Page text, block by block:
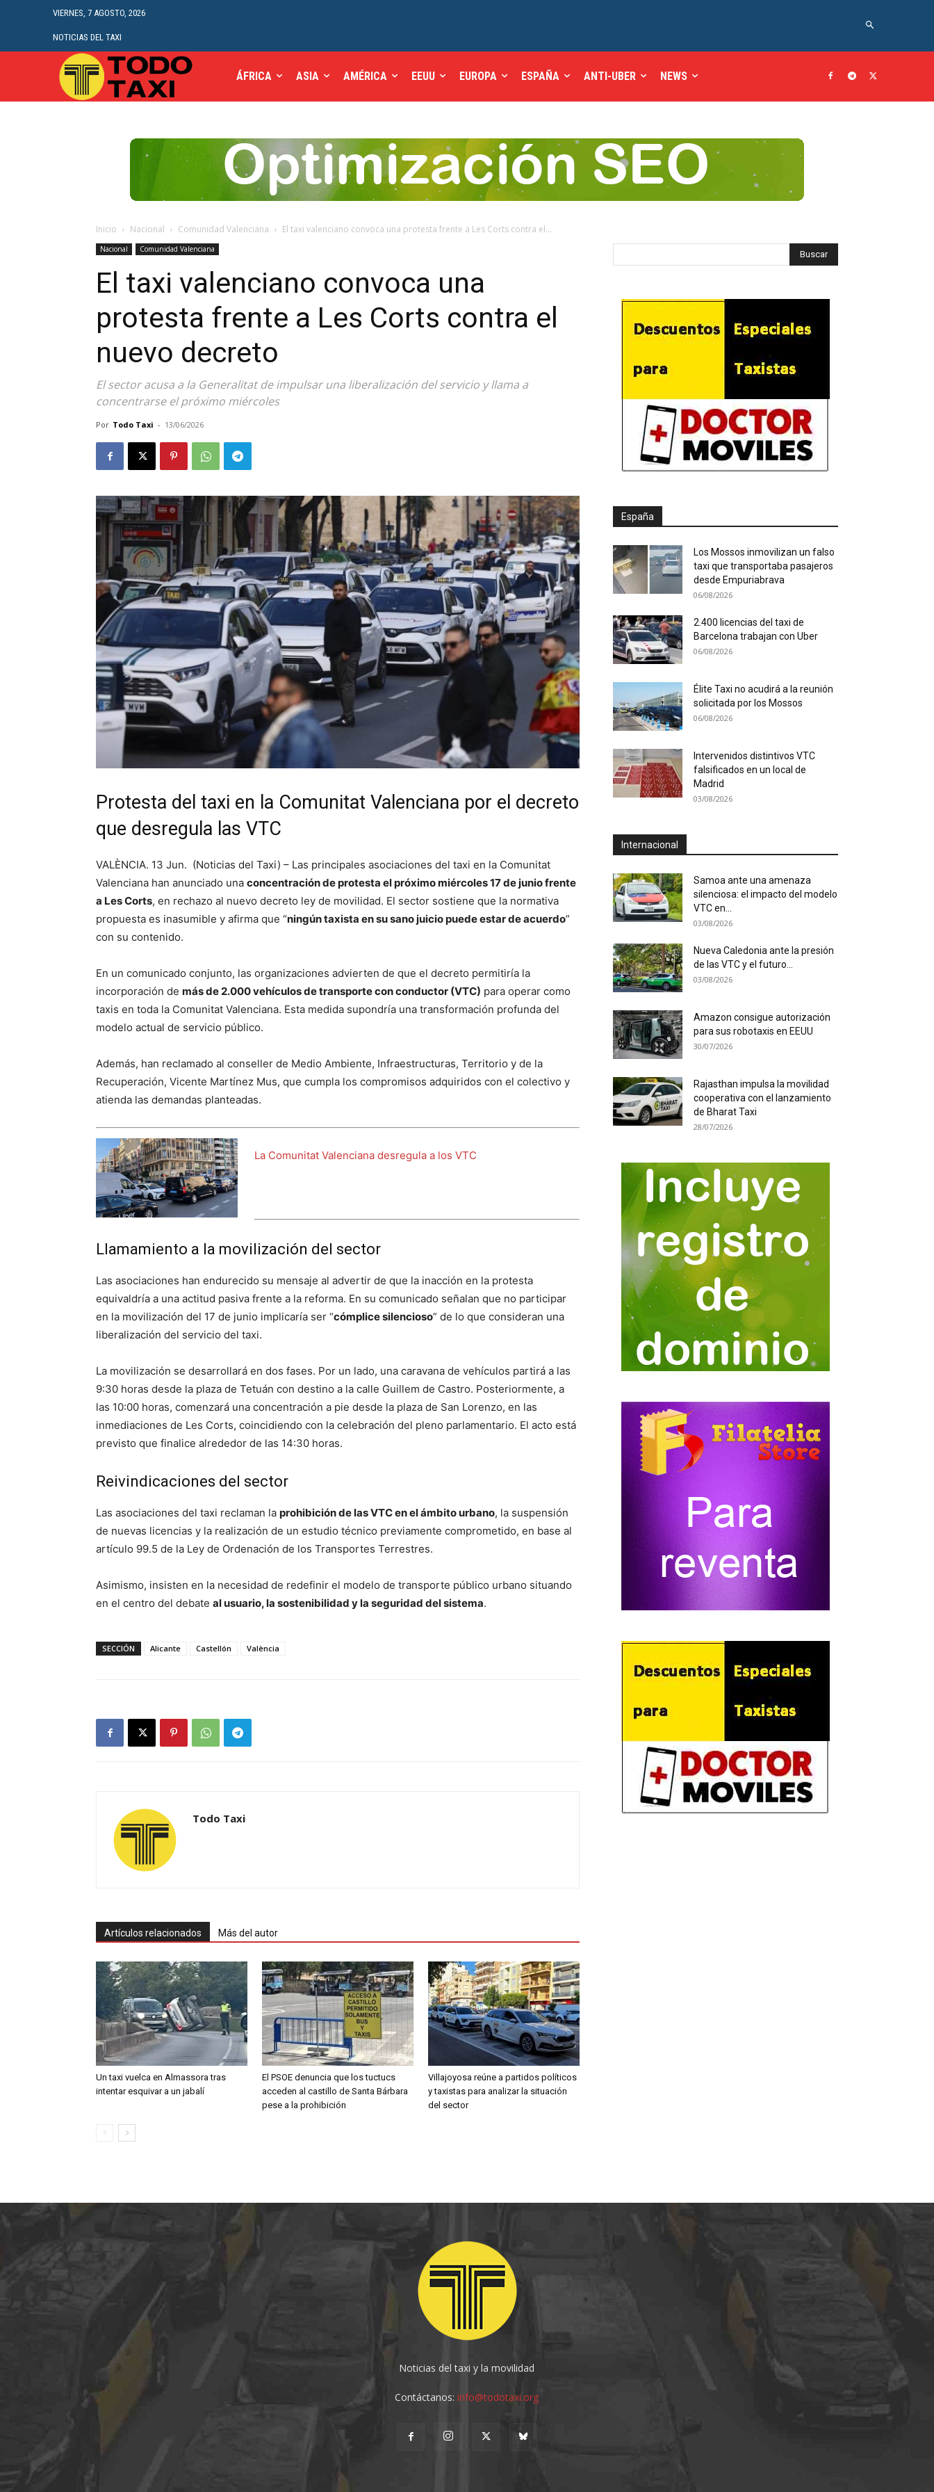
VIERNES, 7 AGOSTO, 2026
NOTICIAS DEL TAXI
ÁFRICA ASIA AMÉRICA EEUU EUROPA ESPAÑA ANTI-UBER NEWS
Inicio Nacional Comunidad Valenciana El taxi valenciano convoca una protesta frente a Les Corts contra el...
Nacional Comunidad Valenciana
El taxi valenciano convoca una
protesta frente a Les Corts contra el
nuevo decreto
El sector acusa a la Generalitat de impulsar una liberalización del servicio y llama a
concentrarse el próximo miércoles
Por Todo Taxi - 13/06/2026
Protesta del taxi en la Comunitat Valenciana por el decreto
que desregula las VTC
VALÈNCIA. 13 Jun. (Noticias del Taxi) – Las principales asociaciones del taxi en la Comunitat
Valenciana han anunciado una concentración de protesta el próximo miércoles 17 de junio frente
a Les Corts, en rechazo al nuevo decreto ley de movilidad. El sector sostiene que la normativa
propuesta es inasumible y afirma que “ningún taxista en su sano juicio puede estar de acuerdo”
con su contenido.
En un comunicado conjunto, las organizaciones advierten de que el decreto permitiría la
incorporación de más de 2.000 vehículos de transporte con conductor (VTC) para operar como
taxis en toda la Comunitat Valenciana. Esta medida supondría una transformación profunda del
modelo actual de servicio público.
Además, han reclamado al conseller de Medio Ambiente, Infraestructuras, Territorio y de la
Recuperación, Vicente Martínez Mus, que cumpla los compromisos adquiridos con el colectivo y
atienda las demandas planteadas.
La Comunitat Valenciana desregula a los VTC
Llamamiento a la movilización del sector
Las asociaciones han endurecido su mensaje al advertir de que la inacción en la protesta
equivaldría a una actitud pasiva frente a la reforma. En su comunicado señalan que no participar
en la movilización del 17 de junio implicaría ser “cómplice silencioso” de lo que consideran una
liberalización del servicio del taxi.
La movilización se desarrollará en dos fases. Por un lado, una caravana de vehículos partirá a las
9:30 horas desde la plaza de Tetuán con destino a la calle Guillem de Castro. Posteriormente, a
las 10:00 horas, comenzará una concentración a pie desde la plaza de San Lorenzo, en las
inmediaciones de Les Corts, coincidiendo con la celebración del pleno parlamentario. El acto está
previsto que finalice alrededor de las 14:30 horas.
Reivindicaciones del sector
Las asociaciones del taxi reclaman la prohibición de las VTC en el ámbito urbano, la suspensión
de nuevas licencias y la realización de un estudio técnico previamente comprometido, en base al
artículo 99.5 de la Ley de Ordenación de los Transportes Terrestres.
Asimismo, insisten en la necesidad de redefinir el modelo de transporte público urbano situando
en el centro del debate al usuario, la sostenibilidad y la seguridad del sistema.
SECCIÓN Alicante Castellón València
Todo Taxi
Artículos relacionados Más del autor
Un taxi vuelca en Almassora tras
intentar esquivar a un jabalí
El PSOE denuncia que los tuctucs
acceden al castillo de Santa Bárbara
pese a la prohibición
Villajoyosa reúne a partidos políticos
y taxistas para analizar la situación
del sector
España
Los Mossos inmovilizan un falso
taxi que transportaba pasajeros
desde Empuriabrava
06/08/2026
2.400 licencias del taxi de
Barcelona trabajan con Uber
06/08/2026
Élite Taxi no acudirá a la reunión
solicitada por los Mossos
06/08/2026
Intervenidos distintivos VTC
falsificados en un local de
Madrid
03/08/2026
Internacional
Samoa ante una amenaza
silenciosa: el impacto del modelo
VTC en...
03/08/2026
Nueva Caledonia ante la presión
de las VTC y el futuro...
03/08/2026
Amazon consigue autorización
para sus robotaxis en EEUU
30/07/2026
Rajasthan impulsa la movilidad
cooperativa con el lanzamiento
de Bharat Taxi
28/07/2026
Noticias del taxi y la movilidad
Contáctanos:info@todotaxi.org